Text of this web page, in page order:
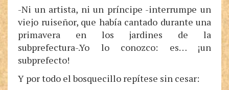
-Ni un artista, ni un príncipe -interrumpe un
viejo ruiseñor, que había cantado durante una
primavera en los jardines de la
subprefectura-.Yo lo conozco: es… ¡un
subprefecto!
Y por todo el bosquecillo repítese sin cesar: